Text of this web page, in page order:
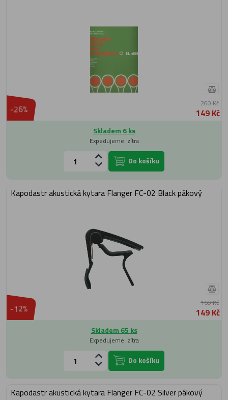
-26% 200 Kč
149 Kč
Skladem 6 ks
Expedujeme: zítra
Do košíku
Kapodastr akustická kytara Flanger FC-02 Black pákový
-12% 169 Kč
149 Kč
Skladem 65 ks
Expedujeme: zítra
Do košíku
Kapodastr akustická kytara Flanger FC-02 Silver pákový